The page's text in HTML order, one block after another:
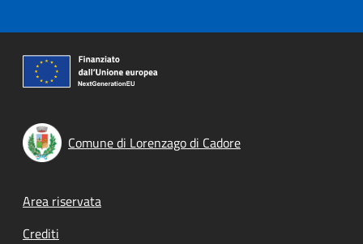
Comune di Lorenzago di Cadore
Footer menu
Area riservata
Crediti